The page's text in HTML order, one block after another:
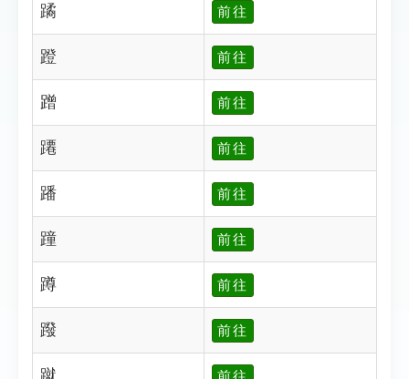
蹫 前往
蹬 前往
蹭 前往
蹮 前往
蹯 前往
蹱 前往
蹲 前往
蹳 前往
前往